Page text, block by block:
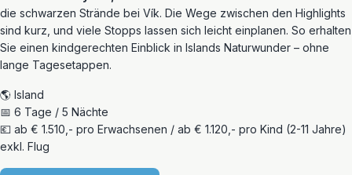
die schwarzen Strände bei Vík. Die Wege zwischen den Highlights
sind kurz, und viele Stopps lassen sich leicht einplanen. So erhalten
Sie einen kindgerechten Einblick in Islands Naturwunder – ohne
lange Tagesetappen.
🌎 Island
📅 6 Tage / 5 Nächte
💶 ab € 1.510,- pro Erwachsenen / ab € 1.120,- pro Kind (2-11 Jahre)
exkl. Flug